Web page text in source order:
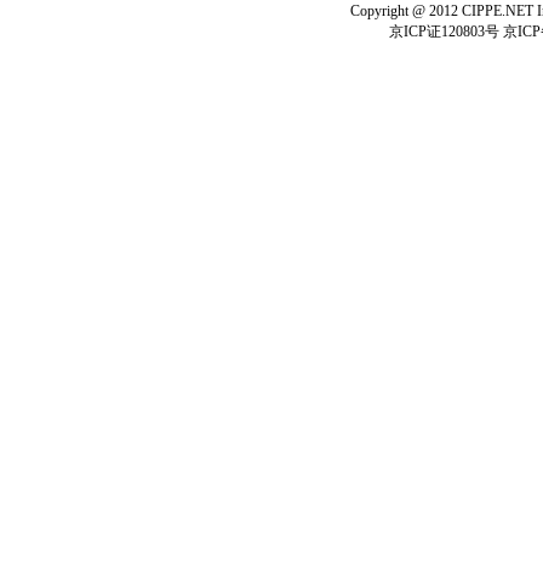
Copyright @ 2012 CIPPE.NET
京ICP证120803号 京